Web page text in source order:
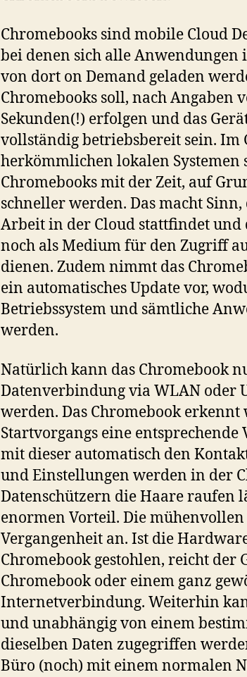
Chromebooks sind mobile Cloud
bei denen sich alle Anwendungen
von dort on Demand geladen
Chromebooks soll, nach Angaben
Sekunden(!) erfolgen und das
vollständig betriebsbereit sein. Im
herkömmlichen lokalen Systemen
Chromebooks mit der Zeit, auf
schneller werden. Das macht
Arbeit in der Cloud stattfindet und
noch als Medium für den Zugriff
dienen. Zudem nimmt das
ein automatisches Update vor,
Betriebssystem und sämtliche
werden.
Natürlich kann das Chromebook
Datenverbindung via WLAN oder
werden. Das Chromebook erkennt
Startvorgangs eine
mit dieser automatisch den
und Einstellungen werden in der
Datenschützern die Haare raufen
enormen Vorteil. Die mühenvollen
Vergangenheit an. Ist die
Chromebook gestohlen, reicht der
Chromebook oder einem ganz
Internetverbindung. Weiterhin
und unabhängig von einem
dieselben Daten zugegriffen
Büro (noch) mit einem normalen